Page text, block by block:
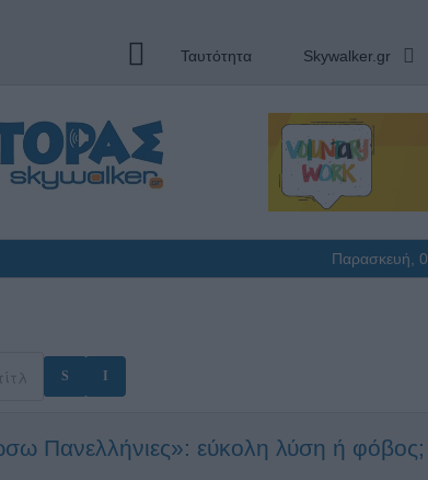
Ταυτότητα Skywalker.gr
Παρασκευή,
Πανελλήνιες»: εύκολη λύση ή φόβος;